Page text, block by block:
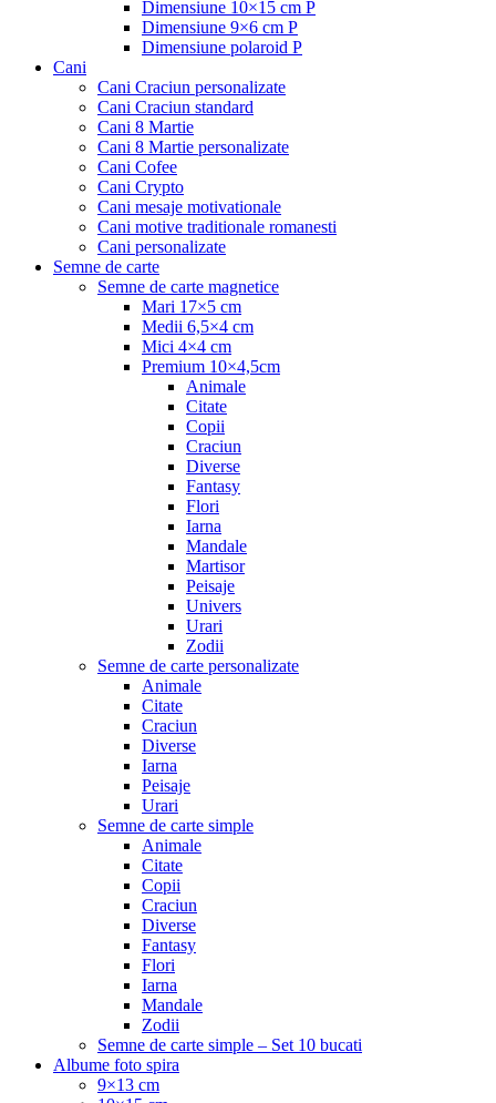
Dimensiune 10×15 cm P
Dimensiune 9×6 cm P
Dimensiune polaroid P
Cani
Cani Craciun personalizate
Cani Craciun standard
Cani 8 Martie
Cani 8 Martie personalizate
Cani Cofee
Cani Crypto
Cani mesaje motivationale
Cani motive traditionale romanesti
Cani personalizate
Semne de carte
Semne de carte magnetice
Mari 17×5 cm
Medii 6,5×4 cm
Mici 4×4 cm
Premium 10×4,5cm
Animale
Citate
Copii
Craciun
Diverse
Fantasy
Flori
Iarna
Mandale
Martisor
Peisaje
Univers
Urari
Zodii
Semne de carte personalizate
Animale
Citate
Craciun
Diverse
Iarna
Peisaje
Urari
Semne de carte simple
Animale
Citate
Copii
Craciun
Diverse
Fantasy
Flori
Iarna
Mandale
Zodii
Semne de carte simple – Set 10 bucati
Albume foto spira
9×13 cm